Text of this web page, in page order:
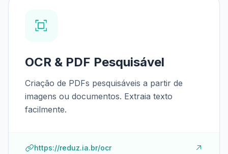
OCR & PDF Pesquisável
Criação de PDFs pesquisáveis a partir de
imagens ou documentos. Extraia texto
facilmente.
https://reduz.ia.br/ocr